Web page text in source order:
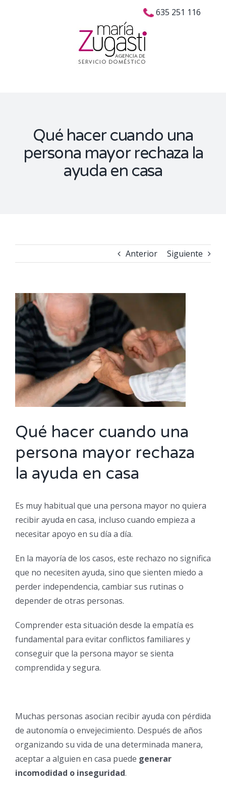
635 251 116
Qué hacer cuando una
persona mayor rechaza la
ayuda en casa
Anterior Siguiente
Ver
imagen
más
grande
Qué hacer cuando una
persona mayor rechaza
la ayuda en casa
Es muy habitual que una persona mayor no quiera
recibir ayuda en casa, incluso cuando empieza a
necesitar apoyo en su día a día.
En la mayoría de los casos, este rechazo no significa
que no necesiten ayuda, sino que sienten miedo a
perder independencia, cambiar sus rutinas o
depender de otras personas.
Comprender esta situación desde la empatía es
fundamental para evitar conflictos familiares y
conseguir que la persona mayor se sienta
comprendida y segura.
Muchas personas asocian recibir ayuda con pérdida
de autonomía o envejecimiento. Después de años
organizando su vida de una determinada manera,
aceptar a alguien en casa puede generar
incomodidad o inseguridad.